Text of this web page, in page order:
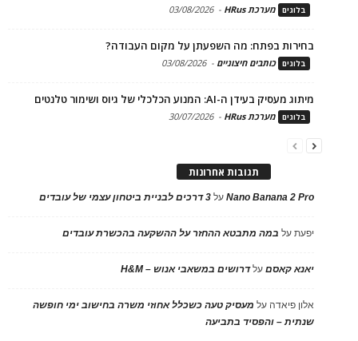
בלוגים מערכת HRus -
03/08/2026
בחירות בפתח: מה השפעתן על מקום העבודה?
בלוגים כותבים חיצוניים -
03/08/2026
מיתוג מעסיק בעידן ה-AI: המנוע הכלכלי של גיוס ושימור טלנטים
בלוגים מערכת HRus -
30/07/2026
תגובות אחרונות
Nano Banana 2 Proעל 3 דרכים לבניית ביטחון עצמי של עובדים
יפעתעל במה מתבטא ההחזר על ההשקעה בהכשרת עובדים
יאנא קאסםעלדרושים במשאבי אנוש – H&M
אלון פיאדה על מעסיק טעה כשכלל אחוזי משרה בחישוב ימי חופשה
שנתית – והפסיד בתביעה